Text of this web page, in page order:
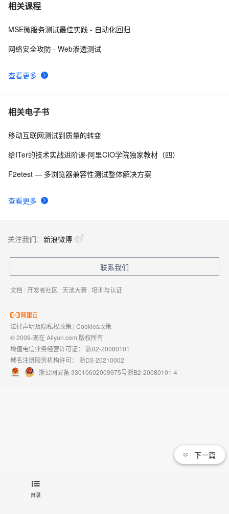
目录
7 【实测】django测试平台的各种权限管理设计解决方案！
8 Matlab+Qt开发笔记（一）：matlab搭建Qt开发matlib环
相关课程
查看更多
MSE微服务测试最佳实践 - 自动化回归
网络安全攻防 - Web渗透测试
相关电子书
查看更多
移动互联网测试到质量的转变
给ITer的技术实战进阶课-阿里CIO学院独家教材（四）
F2etest — 多浏览器兼容性测试整体解决方案
下一篇
关注我们： 新浪微博
联系我们
文档 | 开发者社区 | 天池大赛 | 培训与认证
法律声明及隐私权政策 | Cookies政策
© 2009-现在 Aliyun.com 版权所有
增值电信业务经营许可证： 浙B2-20080101
域名注册服务机构许可： 浙D3-20210002
浙公网安备 33010602009975号浙B2-20080101-4